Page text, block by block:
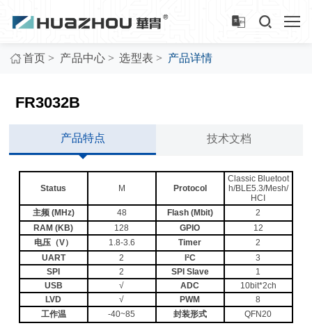
首页 > 产品中心 > 选型表 > 产品详情
FR3032B
产品特点 技术文档
Status M Protocol
Classic Bluetoot
h/BLE5.3/Mesh/
HCI
主频 (MHz)
48 Flash (Mbit)
2
RAM (KB)
128 GPIO
12
电压（V）
1.8-3.6 Timer
2
UART
2 I²C
3
SPI
2 SPI Slave
1
USB
√ ADC
10bit*2ch
LVD
√ PWM
8
工作温
-40~85 封装形式 QFN20